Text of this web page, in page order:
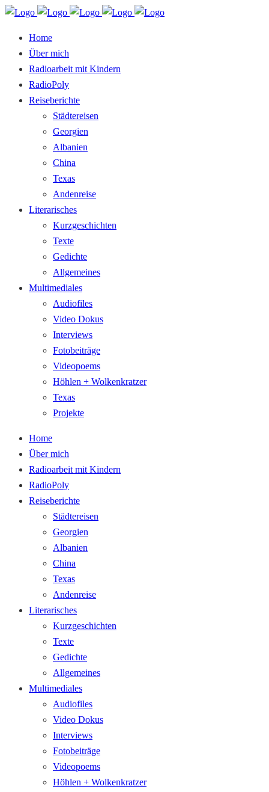
Home
Über mich
Radioarbeit mit Kindern
RadioPoly
Reiseberichte
Städtereisen
Georgien
Albanien
China
Texas
Andenreise
Literarisches
Kurzgeschichten
Texte
Gedichte
Allgemeines
Multimediales
Audiofiles
Video Dokus
Interviews
Fotobeiträge
Videopoems
Höhlen + Wolkenkratzer
Texas
Projekte
Home
Über mich
Radioarbeit mit Kindern
RadioPoly
Reiseberichte
Städtereisen
Georgien
Albanien
China
Texas
Andenreise
Literarisches
Kurzgeschichten
Texte
Gedichte
Allgemeines
Multimediales
Audiofiles
Video Dokus
Interviews
Fotobeiträge
Videopoems
Höhlen + Wolkenkratzer